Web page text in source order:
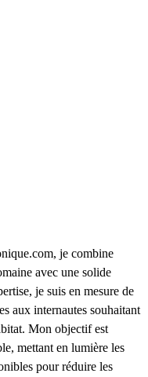
je combine
avec une solide
je suis en mesure de
aux internautes souhaitant
Mon objectif est
mettant en lumière les
pour réduire les